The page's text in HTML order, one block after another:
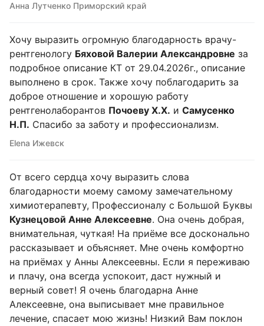
Анна Лутченко Приморский край
Хочу выразить огромную благодарность врачу-
рентгенологу Бяховой Валерии Александровне за
подробное описание КТ от 29.04.2026г., описание
выполнено в срок. Также хочу поблагодарить за
доброе отношение и хорошую работу
рентгенолаборантов Почоеву Х.Х. и Самусенко
Н.П. Спасибо за заботу и профессионализм.
Elena Ижевск
От всего сердца хочу выразить слова
благодарности моему самому замечательному
химиотерапевту, Профессионалу с Большой Буквы
Кузнецовой Анне Алексеевне. Она очень добрая,
внимательная, чуткая! На приёме все досконально
рассказывает и объясняет. Мне очень комфортно
на приёмах у Анны Алексеевны. Если я переживаю
и плачу, она всегда успокоит, даст нужный и
верный совет! Я очень благодарна Анне
Алексеевне, она выписывает мне правильное
лечение, спасает мою жизнь! Низкий Вам поклон